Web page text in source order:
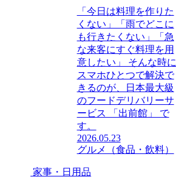
「今日は料理を作りた
くない」「雨でどこに
も行きたくない」「急
な来客にすぐ料理を用
意したい」 そんな時に
スマホひとつで解決で
きるのが、日本最大級
のフードデリバリーサ
ービス 「出前館」 で
す。
2026.05.23
グルメ（食品・飲料）
家事・日用品